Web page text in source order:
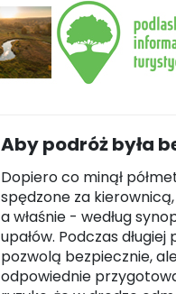
Aby podróż była
Dopiero co minął
spędzone za
a właśnie - według
upałów. Podczas
pozwolą bezpiecznie,
odpowiednie